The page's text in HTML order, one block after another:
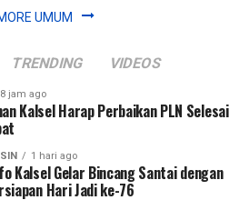
UMUM
TRENDING VIDEOS
8 jam ago
Kalsel Harap Perbaikan PLN Selesai
1 hari ago
Kalsel Gelar Bincang Santai dengan
Hari Jadi ke-76